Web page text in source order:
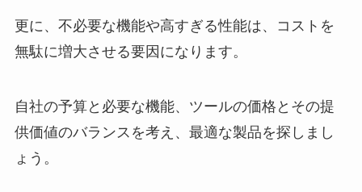
更に、不必要な機能や高すぎる性能は、コストを
無駄に増大させる要因になります。
自社の予算と必要な機能、ツールの価格とその提
供価値のバランスを考え、最適な製品を探しまし
ょう。